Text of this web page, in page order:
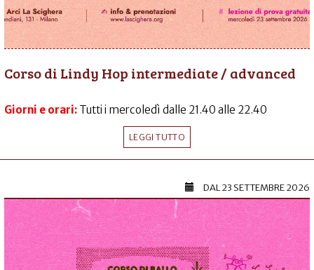
Corso di Lindy Hop intermediate / advanced
Giorni e orari: Tutti i mercoledì dalle 21.40 alle 22.40
LEGGI TUTTO
DAL23 SETTEMBRE 2026